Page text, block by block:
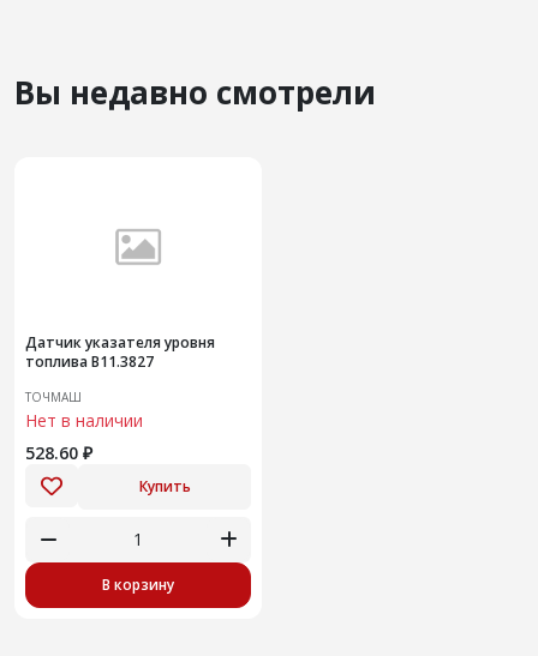
Вы недавно смотрели
Датчик указателя уровня
топлива В11.3827
ТОЧМАШ
Нет в наличии
528.60 ₽
Купить
В корзину